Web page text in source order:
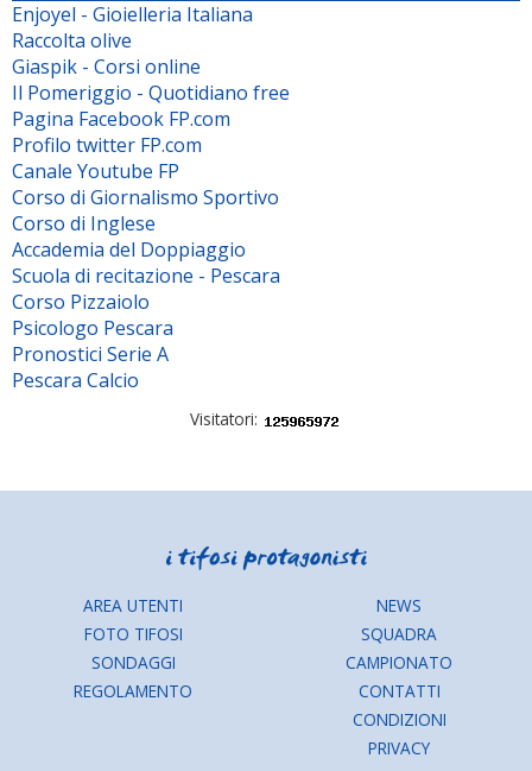
Enjoyel - Gioielleria Italiana
Raccolta olive
Giaspik - Corsi online
Il Pomeriggio - Quotidiano free
Pagina Facebook FP.com
Profilo twitter FP.com
Canale Youtube FP
Corso di Giornalismo Sportivo
Corso di Inglese
Accademia del Doppiaggio
Scuola di recitazione - Pescara
Corso Pizzaiolo
Psicologo Pescara
Pronostici Serie A
Pescara Calcio
Visitatori:
AREA UTENTI
FOTO TIFOSI
SONDAGGI
REGOLAMENTO
NEWS
SQUADRA
CAMPIONATO
CONTATTI
CONDIZIONI
PRIVACY